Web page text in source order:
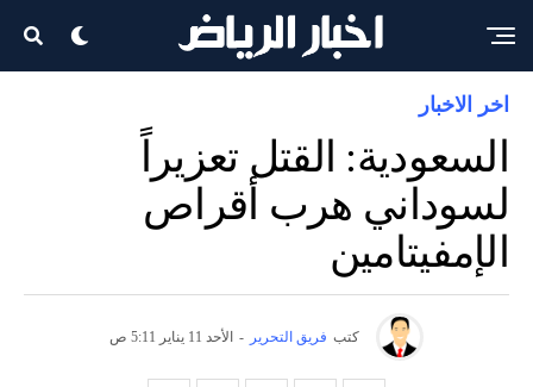
اخر الاخبار
السعودية: القتل تعزيراً
لسوداني هرب أقراص
الإمفيتامين
كتب فريق التحرير - الأحد 11 يناير 5:11 ص